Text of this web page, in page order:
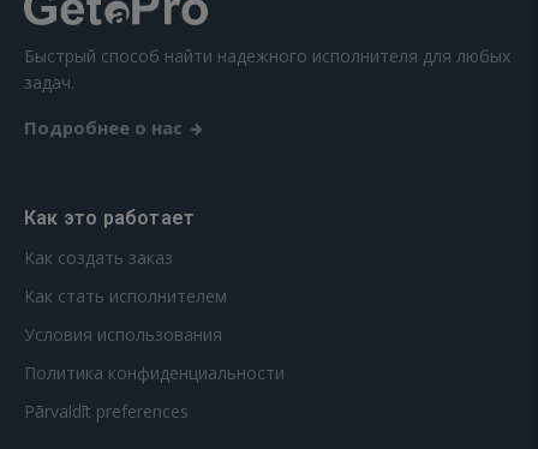
Быстрый способ найти надежного исполнителя для любых
задач.
Подробнее о нас
Как это работает
Как создать заказ
Как стать исполнителем
Условия использования
Политика конфиденциальности
Pārvaldīt preferences